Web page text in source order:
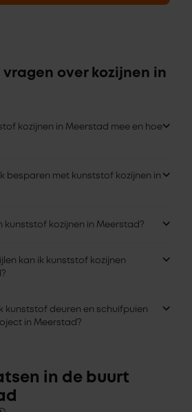
over kozijnen in
kozijnen in Meerstad mee en hoe
besparen met kunststof kozijnen in
kunststof kozijnen in Meerstad?
kan ik kunststof kozijnen
kunststof deuren en schuifpuien
in Meerstad?
in de buurt